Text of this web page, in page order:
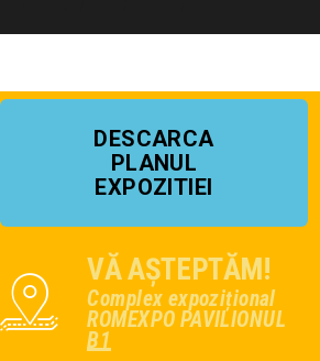
DESCARCA
PLANUL
EXPOZITIEI
VĂ AȘTEPTĂM!
Complex expozițional
ROMEXPO PAVILIONUL
B1